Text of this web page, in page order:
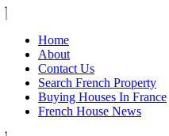
Home
About
Contact Us
Search French Property
Buying Houses In France
French House News